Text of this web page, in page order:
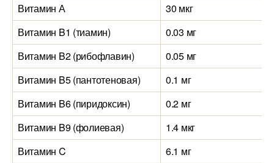
Витамин А
30 мкг
Витамин B1 (тиамин)
0.03 мг
Витамин B2 (рибофлавин)
0.05 мг
Витамин B5 (пантотеновая)
0.1 мг
Витамин B6 (пиридоксин)
0.2 мг
Витамин B9 (фолиевая)
1.4 мкг
Витамин C
6.1 мг